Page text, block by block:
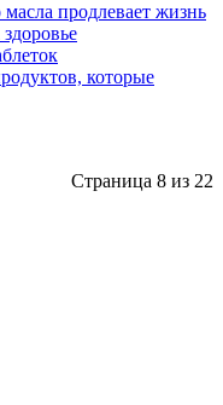
продлевает жизнь
которые
Страница 8 из 22